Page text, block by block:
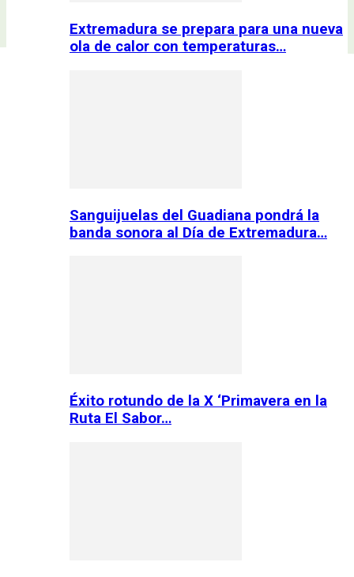
Extremadura se prepara para una nueva
ola de calor con temperaturas…
Sanguijuelas del Guadiana pondrá la
banda sonora al Día de Extremadura…
Éxito rotundo de la X ‘Primavera en la
Ruta El Sabor…